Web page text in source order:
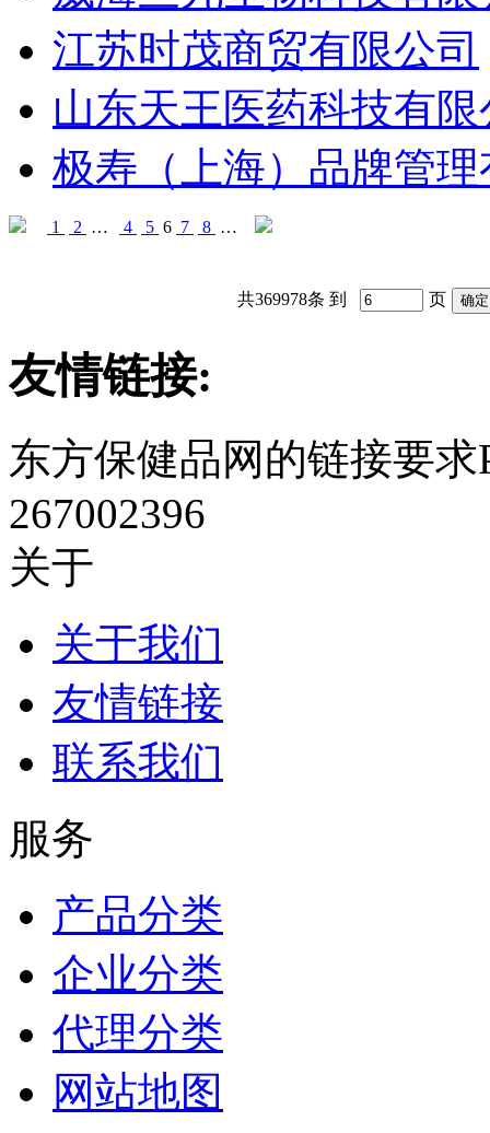
江苏时茂商贸有限公司
山东天王医药科技有
极寿（上海）品牌管理
1 2 … 4 5 6 7 8 …
共369978条 到 页
友情链接:
东方保健品网的链接要
267002396
关于
关于我们
友情链接
联系我们
服务
产品分类
企业分类
代理分类
网站地图